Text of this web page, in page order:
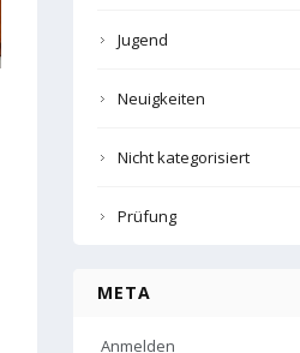
Jugend
Neuigkeiten
Nicht kategorisiert
Prüfung
META
Anmelden